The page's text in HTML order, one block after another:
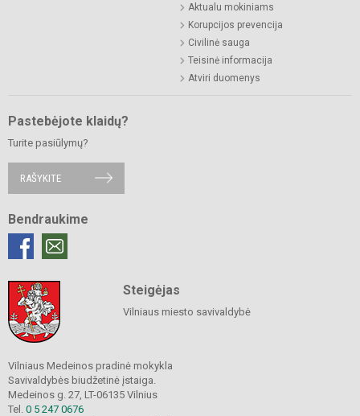
Aktualu mokiniams
Korupcijos prevencija
Civilinė sauga
Teisinė informacija
Atviri duomenys
Pastebėjote klaidų?
Turite pasiūlymų?
RAŠYKITE
Bendraukime
Steigėjas
Vilniaus miesto savivaldybė
Vilniaus Medeinos pradinė mokykla
Savivaldybės biudžetinė įstaiga.
Medeinos g. 27, LT-06135 Vilnius
Tel. 0 5 247 0676